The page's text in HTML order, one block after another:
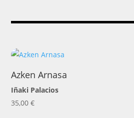
Azken Arnasa
Iñaki Palacios
35,00€